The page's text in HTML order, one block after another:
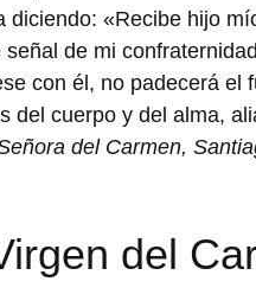
diciendo: «Recibe hijo
de mi
con él, no padecerá el
del cuerpo y del alma,
del Carmen,
del